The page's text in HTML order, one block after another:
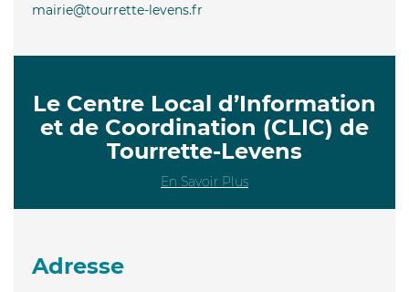
mairie@tourrette-levens.fr
Le Centre Local d’Information
et de Coordination (CLIC) de
Tourrette-Levens
En Savoir Plus
Adresse